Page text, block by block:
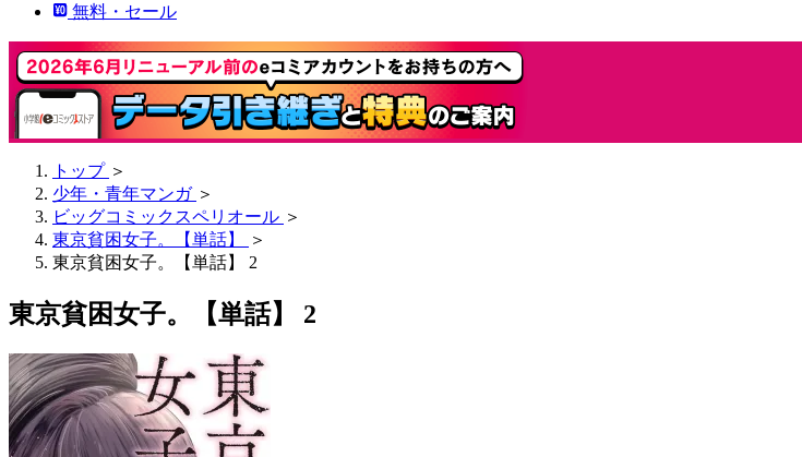
無料・セール
トップ ＞
少年・青年マンガ ＞
ビッグコミックスペリオール ＞
東京貧困女子。【単話】
＞
東京貧困女子。【単話】 2
東京貧困女子。【単話】 2